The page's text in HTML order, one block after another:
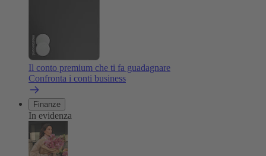
Il conto premium che ti fa guadagnare
Confronta i conti business
Finanze
In evidenza